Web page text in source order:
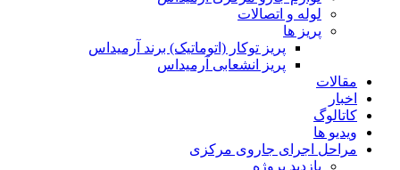
لوله و اتصالات
پریز ها
پریز توکار (اتوماتیک) برند آرمیداس
پریز انشعابی آرمیداس
مقالات
اخبار
کاتالوگ
ویدیو ها
مراحل اجرای جاروی مرکزی
بازدید پروژه